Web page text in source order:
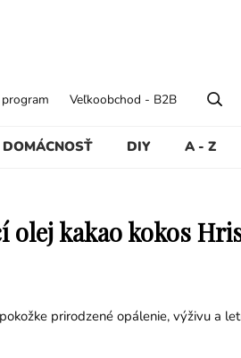
DOMÁCNOSŤ DIY A - Z
Veľkoobchod - B2B
olej kakao kokos
prirodzené opálenie, výživu a